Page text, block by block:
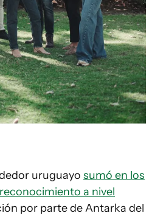
uruguayo sumó en los
a nivel
por parte de Antarka del